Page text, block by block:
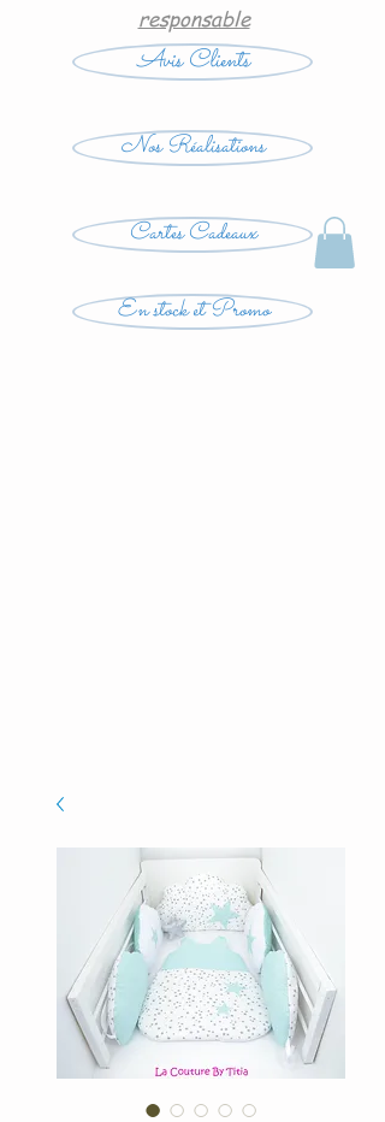
responsable
Avis Clients
Nos Réalisations
Cartes Cadeaux
En stock et Promo